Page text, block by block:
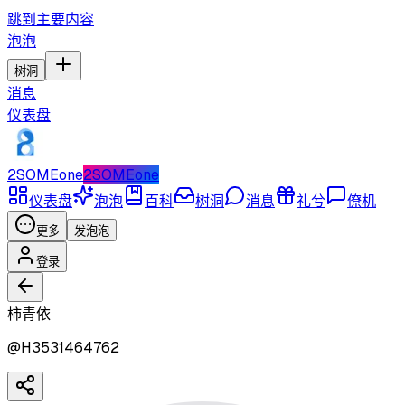
跳到主要内容
泡泡
树洞
消息
仪表盘
2SOMEone2SOMEone
仪表盘
泡泡 百科 树洞 消息 礼兮 僚机
更多 发泡泡
登录
柿青依
@H3531464762